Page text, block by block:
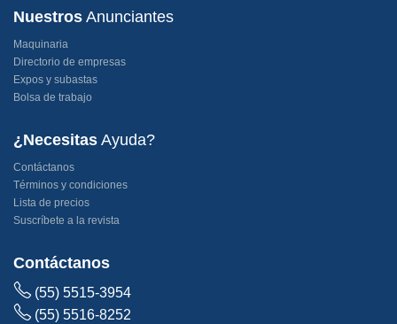
Nuestros Anunciantes
Maquinaria
Directorio de empresas
Expos y subastas
Bolsa de trabajo
¿Necesitas Ayuda?
Contáctanos
Términos y condiciones
Lista de precios
Suscríbete a la revista
Contáctanos
(55) 5515-3954
(55) 5516-8252